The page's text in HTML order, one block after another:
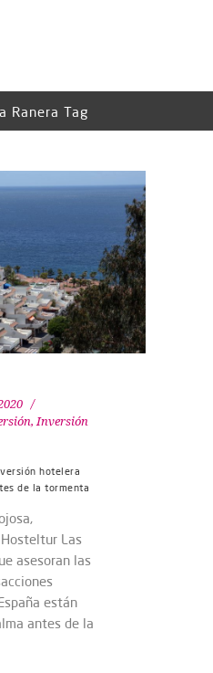
Ranera Tag
,Inversión
hotelera
de la tormenta
Las
asesoran las
están
antes de la